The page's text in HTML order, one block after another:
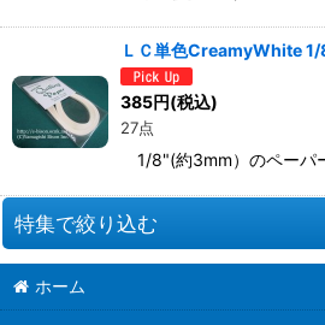
ＬＣ単色CreamyWhite 1/
385円(税込)
27点
1/8"(約3mm）のペーパ
特集で絞り込む
お道具類
ホーム